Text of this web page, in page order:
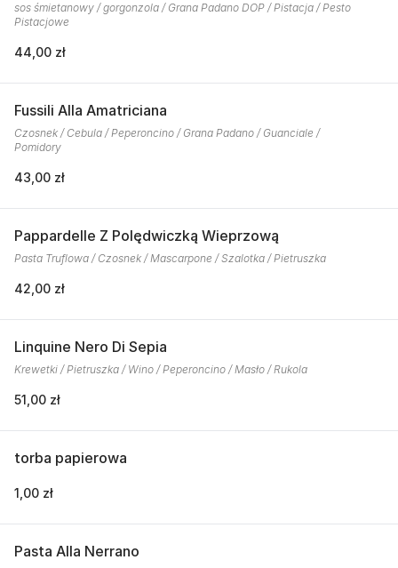
sos śmietanowy / gorgonzola / Grana Padano DOP / Pistacja / Pesto
Pistacjowe
44,00 zł
Fussili Alla Amatriciana
Czosnek / Cebula / Peperoncino / Grana Padano / Guanciale /
Pomidory
43,00 zł
Pappardelle Z Polędwiczką Wieprzową
Pasta Truflowa / Czosnek / Mascarpone / Szalotka / Pietruszka
42,00 zł
Linquine Nero Di Sepia
Krewetki / Pietruszka / Wino / Peperoncino / Masło / Rukola
51,00 zł
torba papierowa
1,00 zł
Pasta Alla Nerrano